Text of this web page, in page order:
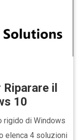
il
10
rigido di Windows
elenca 4 soluzioni